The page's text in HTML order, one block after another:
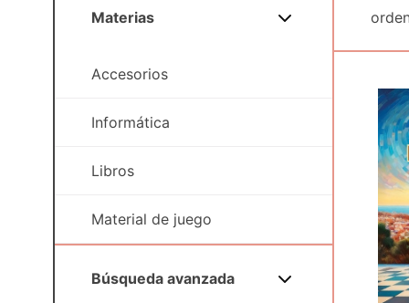
Materias
Accesorios
Informática
Libros
Material de juego
Búsqueda avanzada